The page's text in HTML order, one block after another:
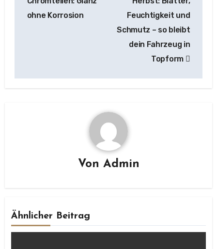
ohne Korrosion
Feuchtigkeit und
Schmutz – so bleibt
dein Fahrzeug in
Topform
Von Admin
Ähnlicher Beitrag